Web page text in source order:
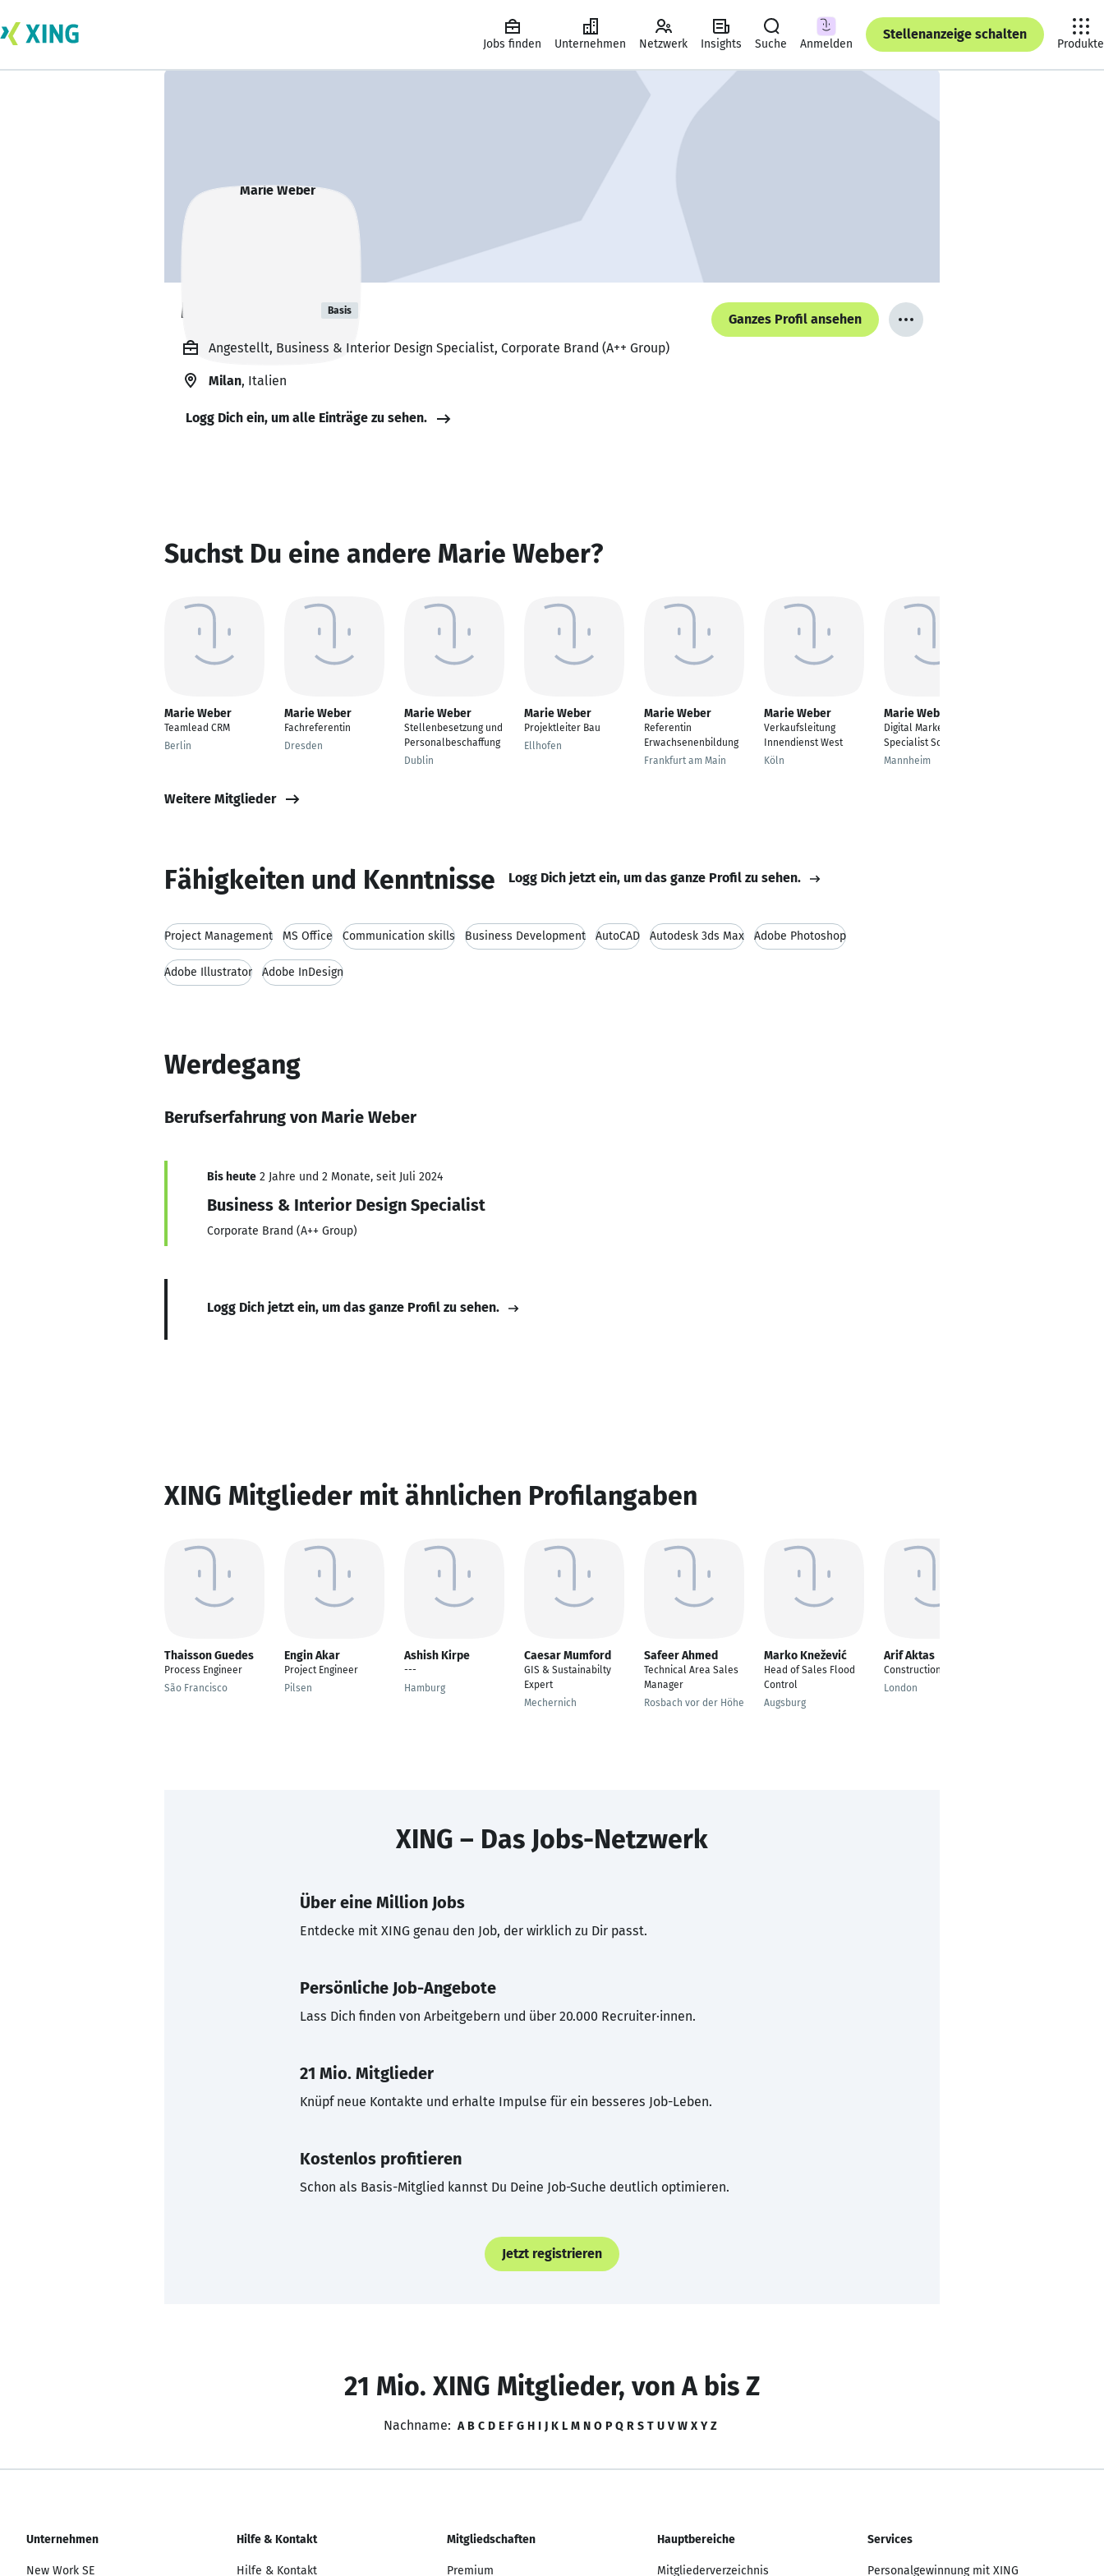
Jobs finden Unternehmen Netzwerk Insights Suche Anmelden
Stellenanzeige schalten
Produkte
Marie Weber Basis
Ganzes Profil ansehen
Angestellt, Business & Interior Design Specialist, Corporate Brand (A++ Group)
Milan, Italien
Logg Dich ein, um alle Einträge zu sehen.
Suchst Du eine andere Marie Weber?
Marie Weber
Teamlead CRM
Berlin
Marie Weber
Fachreferentin
Dresden
Marie Weber
Stellenbesetzung und
Personalbeschaffung
Dublin
Marie Weber
Projektleiter Bau
Ellhofen
Marie Weber
Referentin
Erwachsenenbildung
Frankfurt am Main
Marie Weber
Verkaufsleitung
Innendienst West
Köln
Marie Weber
Digital Marketing
Specialist Social
Mannheim
Weitere Mitglieder
Fähigkeiten und Kenntnisse Logg Dich jetzt ein, um das ganze Profil zu sehen.
Project Management MS Office Communication skills Business Development AutoCAD Autodesk 3ds Max Adobe Photoshop
Adobe Illustrator Adobe InDesign
Werdegang
Berufserfahrung von Marie Weber
Bis heute 2 Jahre und 2 Monate, seit Juli 2024
Business & Interior Design Specialist
Corporate Brand (A++ Group)
Logg Dich jetzt ein, um das ganze Profil zu sehen.
XING Mitglieder mit ähnlichen Profilangaben
Thaisson Guedes
Process Engineer
São Francisco
Engin Akar
Project Engineer
Pilsen
Ashish Kirpe
---
Hamburg
Caesar Mumford
GIS & Sustainabilty
Expert
Mechernich
Safeer Ahmed
Technical Area Sales
Manager
Rosbach vor der Höhe
Marko Knežević
Head of Sales Flood
Control
Augsburg
Arif Aktas
Construction Manager
London
XING – Das Jobs-Netzwerk
Über eine Million Jobs
Entdecke mit XING genau den Job, der wirklich zu Dir passt.
Persönliche Job-Angebote
Lass Dich finden von Arbeitgebern und über 20.000 Recruiter·innen.
21 Mio. Mitglieder
Knüpf neue Kontakte und erhalte Impulse für ein besseres Job-Leben.
Kostenlos profitieren
Schon als Basis-Mitglied kannst Du Deine Job-Suche deutlich optimieren.
Jetzt registrieren
21 Mio. XING Mitglieder, von A bis Z
Nachname: A B C D E F G H I J K L M N O P Q R S T U V W X Y Z
Unternehmen
New Work SE
Hilfe & Kontakt
Hilfe & Kontakt
Mitgliedschaften
Premium
Hauptbereiche
Mitgliederverzeichnis
Services
Personalgewinnung mit XING